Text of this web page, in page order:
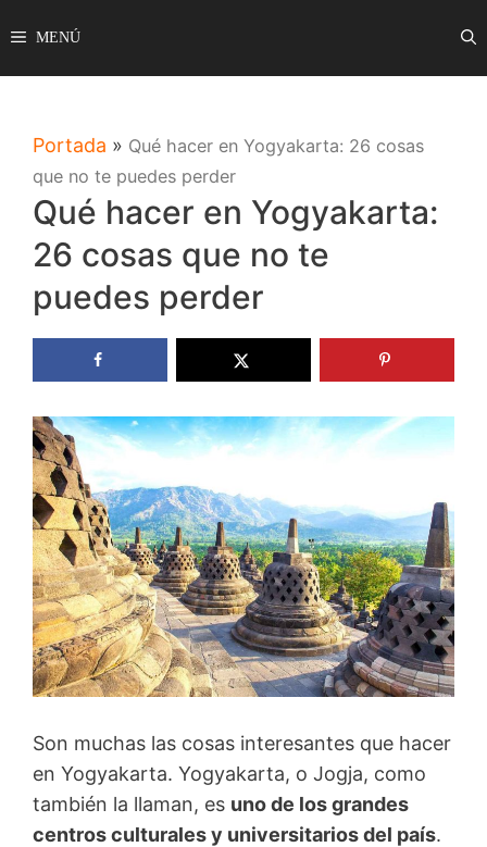
al
contenido
MENÚ
Portada » Qué hacer en Yogyakarta: 26 cosas
que no te puedes perder
Qué hacer en Yogyakarta:
26 cosas que no te
puedes perder
Son muchas las cosas interesantes que hacer
en Yogyakarta. Yogyakarta, o Jogja, como
también la llaman, es uno de los grandes
centros culturales y universitarios del país.